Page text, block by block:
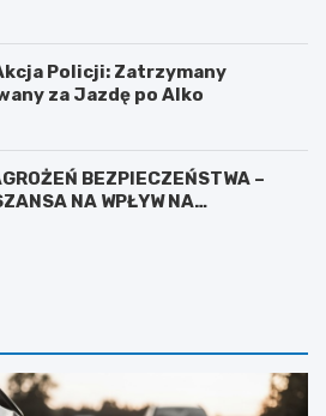
Policji: Zatrzymany
za Jazdę po Alko
BEZPIECZEŃSTWA –
NA WPŁYW NA